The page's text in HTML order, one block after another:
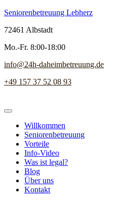
Seniorenbetreuung Lebherz
72461 Albstadt
Mo.-Fr. 8:00-18:00
info@24h-daheimbetreuung.de
+49 157 37 52 08 93
Willkommen
Seniorenbetreuung
Vorteile
Info-Video
Was ist legal?
Blog
Über uns
Kontakt